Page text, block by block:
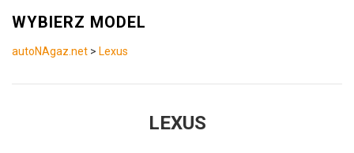
WYBIERZ MODEL
autoNAgaz.net > Lexus
LEXUS